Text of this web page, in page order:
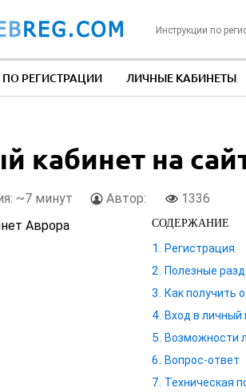
Инструкции по
РЕГИСТРАЦИИ ЛИЧНЫЕ КАБИНЕТЫ
кабинет на
~7 минут Автор: 1336
СОДЕРЖАНИЕ
Регистрация
Полезные
Как получить
Вход в личный
Возможности
Вопрос-ответ
Техническая